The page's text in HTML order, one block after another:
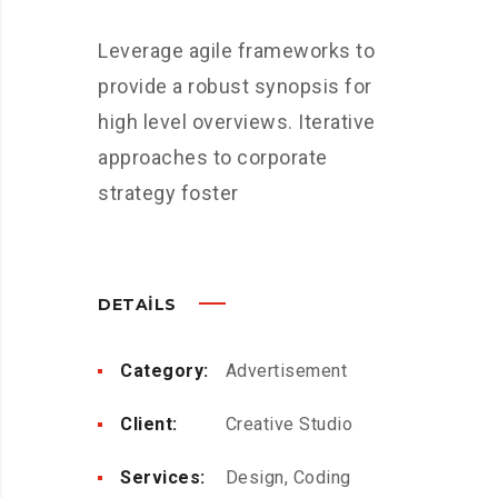
Leverage agile frameworks to
provide a robust synopsis for
high level overviews. Iterative
approaches to corporate
strategy foster
DETAILS
Category: Advertisement
Client: Creative Studio
Services: Design, Coding